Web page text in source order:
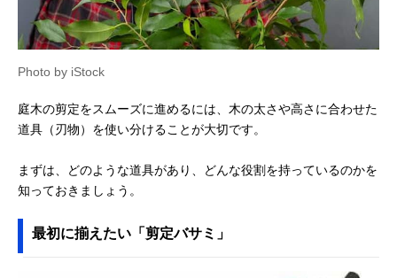
Photo by iStock
庭木の剪定をスムーズに進めるには、木の太さや高さに合わせた
道具（刃物）を使い分けることが大切です。
まずは、どのような道具があり、どんな役割を持っているのかを
知っておきましょう。
最初に揃えたい「剪定バサミ」